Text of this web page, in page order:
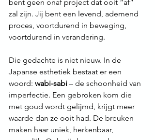
bent geen onaf project dat ooit “af”
zal zijn. Jij bent een levend, ademend
proces, voortdurend in beweging,
voortdurend in verandering.
Die gedachte is niet nieuw. In de
Japanse esthetiek bestaat er een
woord: wabi-sabi – de schoonheid van
imperfectie. Een gebroken kom die
met goud wordt gelijmd, krijgt meer
waarde dan ze ooit had. De breuken
maken haar uniek, herkenbaar,